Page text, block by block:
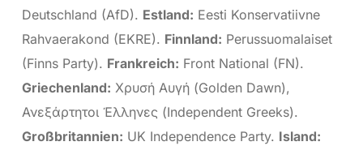
Deutschland (AfD). Estland: Eesti Konservatiivne
Rahvaerakond (EKRE). Finnland: Perussuomalaiset
(Finns Party). Frankreich: Front National (FN).
Griechenland: Χρυσή Αυγή (Golden Dawn),
Ανεξάρτητοι Έλληνες (Independent Greeks).
Großbritannien: UK Independence Party. Island: